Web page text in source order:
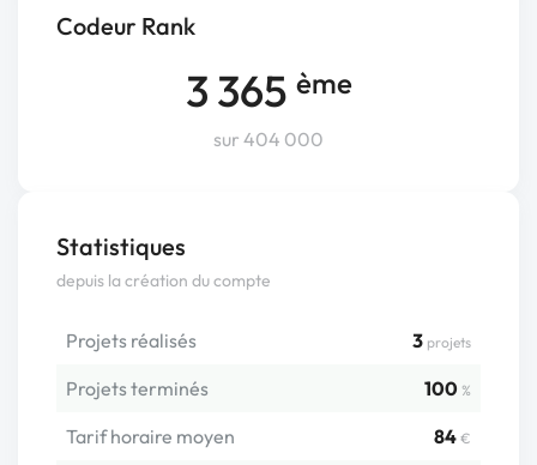
Codeur Rank
3 365 ème
sur 404 000
Statistiques
depuis la création du compte
Projets réalisés 3 projets
Projets terminés 100 %
Tarif horaire moyen 84 €